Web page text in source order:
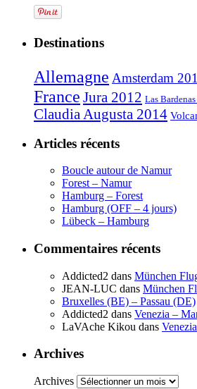
Destinations
Allemagne Amsterdam
France Jura 2012 Las
Claudia Augusta 2014
Articles récents
Boucle autour de Namur
Forest – Namur
Hamburg – Forest
Hamburg (OFF – 4 jours)
Lübeck – Hamburg
Commentaires récents
Addicted2 dans München
JEAN-LUC dans München
Bruxelles (BE) – Passau (DE)
Addicted2 dans Venezia –
LaVAche Kikou dans
Archives
Archives